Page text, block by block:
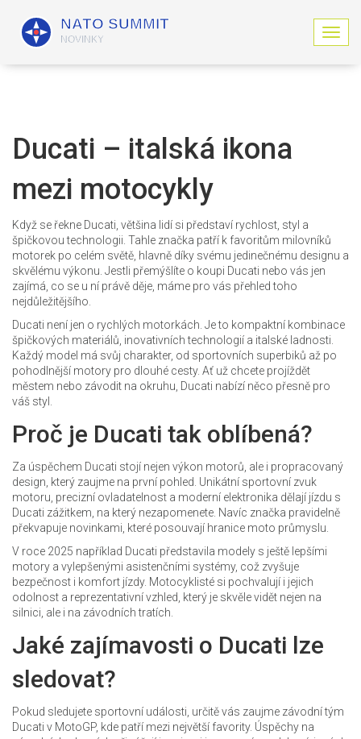
Z
o
c
Ducati – italská ikona
mezi motocykly
Když se řekne Ducati, většina lidí si představí rychlost, styl a
špičkovou technologii. Tahle značka patří k favoritům milovníků
motorek po celém světě, hlavně díky svému jedinečnému designu a
skvělému výkonu. Jestli přemýšlíte o koupi Ducati nebo vás jen
zajímá, co se u ní právě děje, máme pro vás přehled toho
nejdůležitějšího.
Ducati není jen o rychlých motorkách. Je to kompaktní kombinace
špičkových materiálů, inovativních technologií a italské ladnosti.
Každý model má svůj charakter, od sportovních superbiků až po
pohodlnější motory pro dlouhé cesty. Ať už chcete projíždět
městem nebo závodit na okruhu, Ducati nabízí něco přesně pro
váš styl.
Proč je Ducati tak oblíbená?
Za úspěchem Ducati stojí nejen výkon motorů, ale i propracovaný
design, který zaujme na první pohled. Unikátní sportovní zvuk
motoru, precizní ovladatelnost a moderní elektronika dělají jízdu s
Ducati zážitkem, na který nezapomenete. Navíc značka pravidelně
překvapuje novinkami, které posouvají hranice moto průmyslu.
V roce 2025 například Ducati představila modely s ještě lepšími
motory a vylepšenými asistenčními systémy, což zvyšuje
bezpečnost i komfort jízdy. Motocyklisté si pochvalují i jejich
odolnost a reprezentativní vzhled, který je skvěle vidět nejen na
silnici, ale i na závodních tratích.
Jaké zajímavosti o Ducati lze
sledovat?
Pokud sledujete sportovní události, určitě vás zaujme závodní tým
Ducati v MotoGP, kde patří mezi největší favority. Úspěchy na